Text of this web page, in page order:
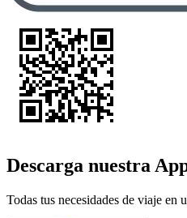
Descarga nuestra
Todas tus necesidades de viaje en